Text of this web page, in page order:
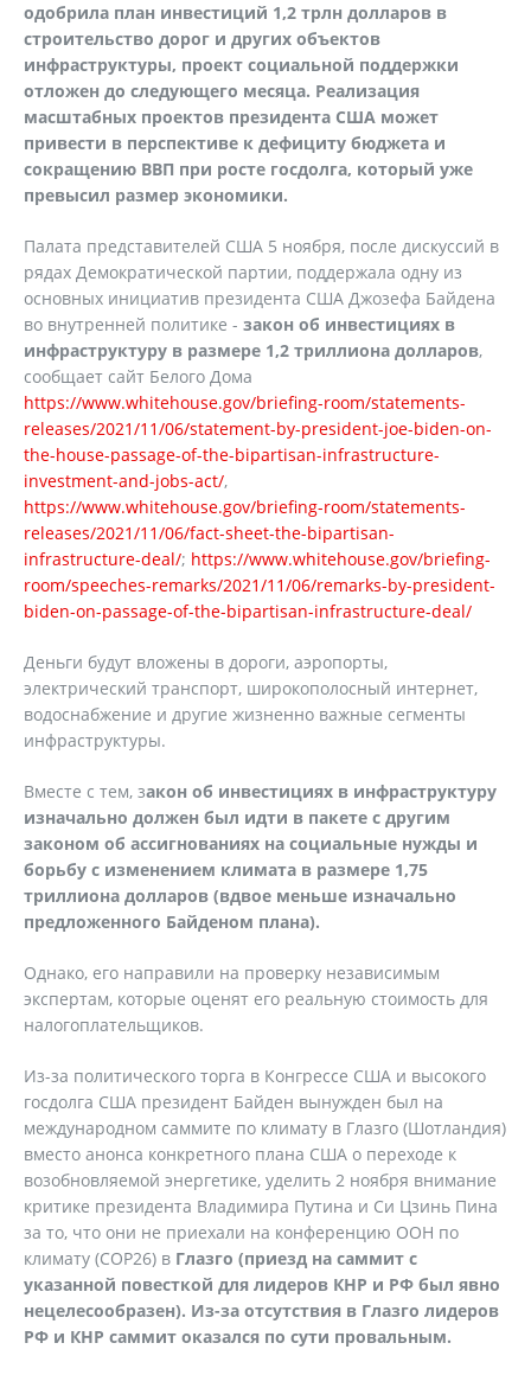
одобрила план инвестиций 1,2 трлн долларов в
строительство дорог и других объектов
инфраструктуры, проект социальной поддержки
отложен до следующего месяца. Реализация
масштабных проектов президента США может
привести в перспективе к дефициту бюджета и
сокращению ВВП при росте госдолга, который уже
превысил размер экономики.
Палата представителей США 5 ноября, после дискуссий в
рядах Демократической партии, поддержала одну из
основных инициатив президента США Джозефа Байдена
во внутренней политике - закон об инвестициях в
инфраструктуру в размере 1,2 триллиона долларов,
сообщает сайт Белого Дома
https://www.whitehouse.gov/briefing-room/statements-
releases/2021/11/06/statement-by-president-joe-biden-on-
the-house-passage-of-the-bipartisan-infrastructure-
investment-and-jobs-act/,
https://www.whitehouse.gov/briefing-room/statements-
releases/2021/11/06/fact-sheet-the-bipartisan-
infrastructure-deal/; https://www.whitehouse.gov/briefing-
room/speeches-remarks/2021/11/06/remarks-by-president-
biden-on-passage-of-the-bipartisan-infrastructure-deal/
Деньги будут вложены в дороги, аэропорты,
электрический транспорт, широкополосный интернет,
водоснабжение и другие жизненно важные сегменты
инфраструктуры.
Вместе с тем, закон об инвестициях в инфраструктуру
изначально должен был идти в пакете с другим
законом об ассигнованиях на социальные нужды и
борьбу с изменением климата в размере 1,75
триллиона долларов (вдвое меньше изначально
предложенного Байденом плана).
Однако, его направили на проверку независимым
экспертам, которые оценят его реальную стоимость для
налогоплательщиков.
Из-за политического торга в Конгрессе США и высокого
госдолга США президент Байден вынужден был на
международном саммите по климату в Глазго (Шотландия)
вместо анонса конкретного плана США о переходе к
возобновляемой энергетике, уделить 2 ноября внимание
критике президента Владимира Путина и Си Цзинь Пина
за то, что они не приехали на конференцию ООН по
климату (СОР26) в Глазго (приезд на саммит с
указанной повесткой для лидеров КНР и РФ был явно
нецелесообразен). Из-за отсутствия в Глазго лидеров
РФ и КНР саммит оказался по сути провальным.